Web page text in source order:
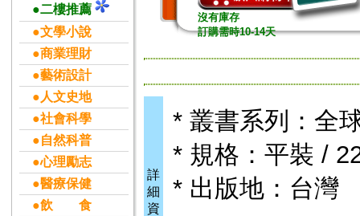
●二樓推薦
●文學小說
●商業理財
●藝術設計
●人文史地
●社會科學
●自然科普
●心理勵志
●醫療保健
●飲 食
沒有庫存
訂購需時10-14天
詳
細
資
* 叢書系列：全
* 規格：平裝 /
* 出版地：台灣